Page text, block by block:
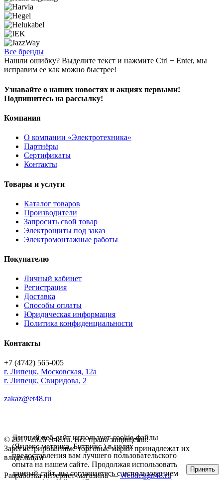
Все бренды
Нашли ошибку? Выделите текст и нажмите Ctrl + Enter, мы
исправим ее как можно быстрее!
Узнавайте о наших новостях и акциях первыми!
Подпишитесь на рассылку!
Компания
О компании «Электротехника»
Партнёры
Сертификаты
Контакты
Товары и услуги
Каталог товаров
Производители
Запросить свой товар
Электрощиты под заказ
Электромонтажные работы
Покупателю
Личный кабинет
Регистрация
Доставка
Способы оплаты
Юридическая информация
Политика конфиденциальности
Контакты
+7 (4742) 565-005
г. Липецк, Московская, 12а
г. Липецк, Свиридова, 2
zakaz@et48.ru
© 2017-2026 et48.ru. Все права защищены.
Зарегистрированные торговые марки принадлежат их
владельцам
Разработка интернет-магазина —Webdesign48.ru
Данный веб-сайт использует cookie-файлы
(Яндекс метрика, Битрикс ) в целях
предоставления вам лучшего пользовательского
опыта на нашем сайте. Продолжая использовать
данный сайт, вы соглашаетесь с использованием
Принять